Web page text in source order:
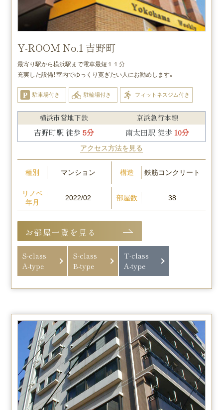
Y-ROOM No.1 吉野町
最寄り駅から横浜駅まで電車最短１１分
充実した設備！室内でゆっくり寛ぎたい人にお勧めします。
駐車場付き 駐輪場付き フィットネスジム付き
横浜市営地下鉄
吉野町駅 徒歩 5分
京浜急行本線
南太田駅 徒歩 10分
アクセス方法を見る
種別 マンション 構造 鉄筋コンクリート
リノベ
年月
2022/02 部屋数 38
お部屋一覧を見る
S-class
A-type
S-class
B-type
T-class
A-type